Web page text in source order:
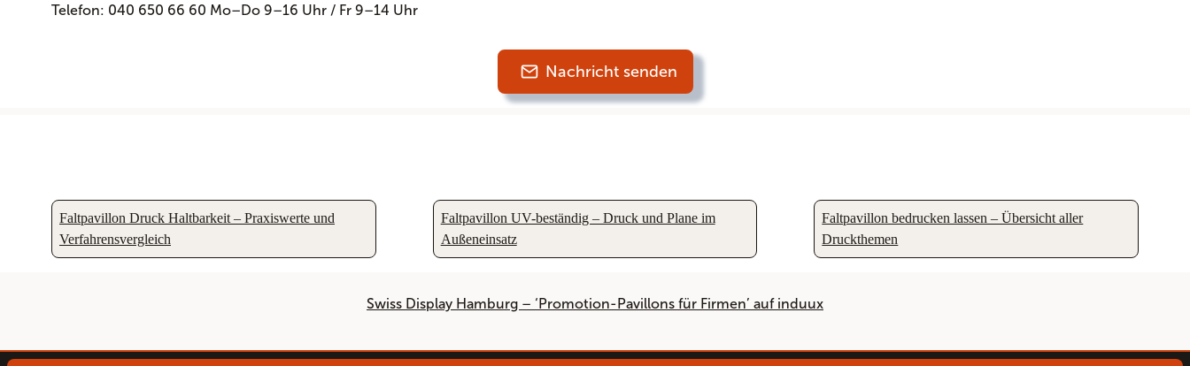
Telefon: 040 650 66 60 Mo–Do 9–16 Uhr / Fr 9–14 Uhr
Nachricht senden
Faltpavillon Druck Haltbarkeit – Praxiswerte und
Verfahrensvergleich
Faltpavillon UV-beständig – Druck und Plane im
Außeneinsatz
Faltpavillon bedrucken lassen – Übersicht aller
Druckthemen
Swiss Display Hamburg – ‘Promotion-Pavillons für Firmen’ auf induux